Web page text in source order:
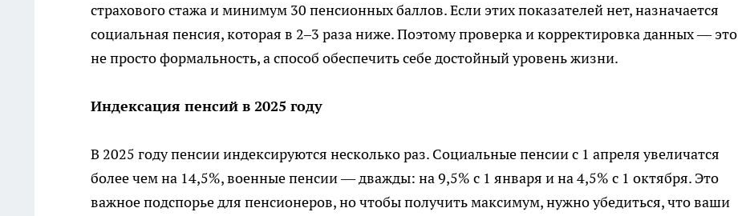
страхового стажа и минимум 30 пенсионных баллов. Если этих показателей нет, назначается
социальная пенсия, которая в 2–3 раза ниже. Поэтому проверка и корректировка данных — это
не просто формальность, а способ обеспечить себе достойный уровень жизни.
Индексация пенсий в 2025 году
В 2025 году пенсии индексируются несколько раз. Социальные пенсии с 1 апреля увеличатся
более чем на 14,5%, военные пенсии — дважды: на 9,5% с 1 января и на 4,5% с 1 октября. Это
важное подспорье для пенсионеров, но чтобы получить максимум, нужно убедиться, что ваши